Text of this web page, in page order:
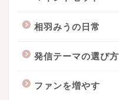
相羽みうの日常
発信テーマの選び方
ファンを増やす